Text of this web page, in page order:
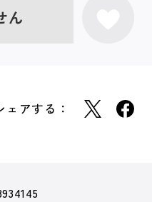
ん
ェアする：